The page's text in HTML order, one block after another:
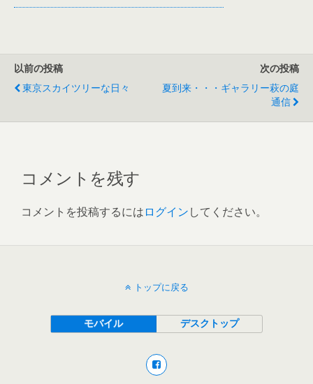
以前の投稿
東京スカイツリーな日々
次の投稿
夏到来・・・ギャラリー萩の庭
通信
コメントを残す
コメントを投稿するにはログインしてください。
トップに戻る
モバイル デスクトップ